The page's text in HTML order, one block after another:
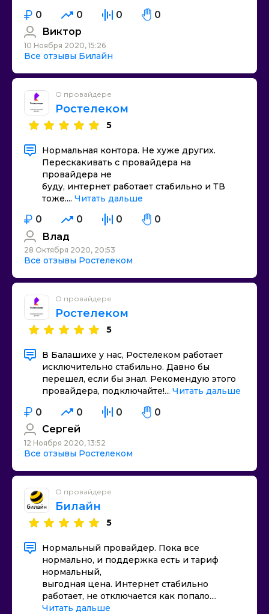
0 0 0
0
Виктор
10 Ноября 2020, 15:26
Все отзывы Билайн
О провайдере
Ростелеком
5
Нормальная контора. Не хуже других.
Перескакивать с провайдера на
провайдера не
буду, интернет работает стабильно и ТВ
тоже.... Читать дальше
0 0 0
0
Влад
28 Октября 2020, 20:53
Все отзывы Ростелеком
О провайдере
Ростелеком
5
В Балашихе у нас, Ростелеком работает
исключительно стабильно. Давно бы
перешел, если бы знал. Рекомендую этого
провайдера, подключайте!... Читать дальше
0 0 0
0
Сергей
12 Ноября 2020, 13:52
Все отзывы Ростелеком
О провайдере
Билайн
5
Нормальный провайдер. Пока все
нормально, и поддержка есть и тариф
нормальный,
выгодная цена. Интернет стабильно
работает, не отключается как попало....
Читать дальше